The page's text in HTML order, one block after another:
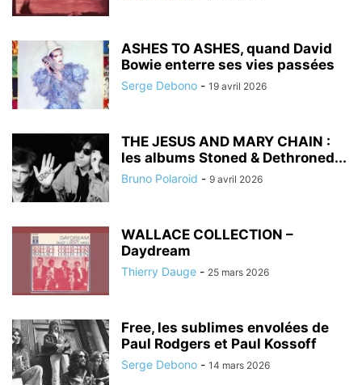
ASHES TO ASHES, quand David
Bowie enterre ses vies passées
Serge Debono - 19 avril 2026
THE JESUS AND MARY CHAIN :
les albums Stoned & Dethroned...
Bruno Polaroid - 9 avril 2026
WALLACE COLLECTION –
Daydream
Thierry Dauge - 25 mars 2026
Free, les sublimes envolées de
Paul Rodgers et Paul Kossoff
Serge Debono - 14 mars 2026